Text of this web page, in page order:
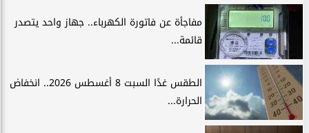
مفاجأة عن فاتورة الكهرباء.. جهاز واحد يتصدر
قائمة...
الطقس غدًا السبت 8 أغسطس 2026.. انخفاض
الحرارة...